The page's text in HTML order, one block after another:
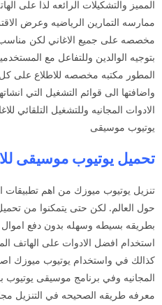
المميز والتشكيلات الرائعه لذا على
ممارسه التمارين الرياضيه وعرض
بتوجيه الوالدين وللتفاعل مع
المطور مكتبه مخصصه للاطلاع على كل
واضافتها الى قوائم التشغيل التي
الادوات المجانيه وللتشغيل التلقائي
يوتيوب موسيقى
تحميل يوتيوب موسيقى
تنزيل يوتيوب ميوزك من اهم تطبيقات
حول العالم. لكن حتى يتمكنوا من
بطريقه بسيطه وسهله بدون دفع
استخدام افضل الادوات على الهاتف
كذالك في واستخدام يوتيوب ميوزك
المجانيه وفي برنامج موسيقى يوتيوب
معرفه طريقه الصحيحه في التنزيل